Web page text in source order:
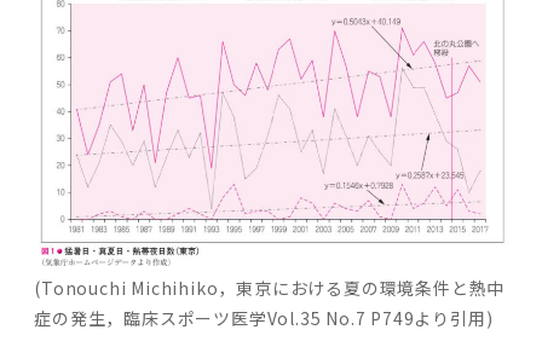
(Tonouchi Michihiko，東京における夏の環境条件と熱中
症の発生，臨床スポーツ医学Vol.35 No.7 P749より引用)